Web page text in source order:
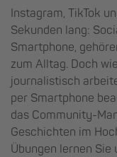
Instagram, TikTok
Sekunden lang:
Smartphone,
zum Alltag. Doch
journalistisch
per Smartphone
das Community-
Geschichten im
Übungen lernen Sie